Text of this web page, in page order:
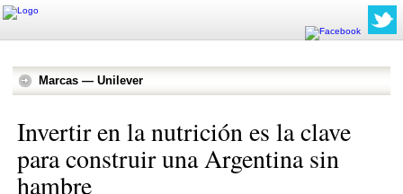
Marcas — Unilever
Invertir en la nutrición es la clave
para construir una Argentina sin
hambre